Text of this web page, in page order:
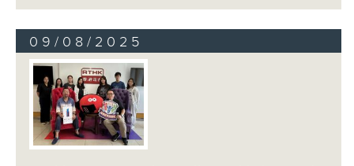
09/08/2025